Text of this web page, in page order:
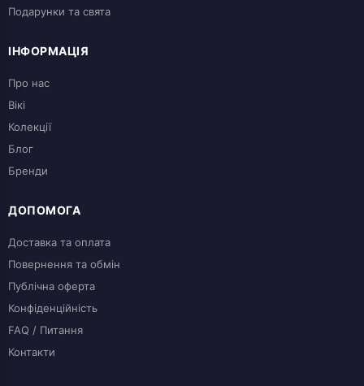
Подарунки та свята
ІНФОРМАЦІЯ
Про нас
Вікі
Колекції
Блог
Бренди
ДОПОМОГА
Доставка та оплата
Повернення та обмін
Публічна оферта
Конфіденційність
FAQ / Питання
Контакти